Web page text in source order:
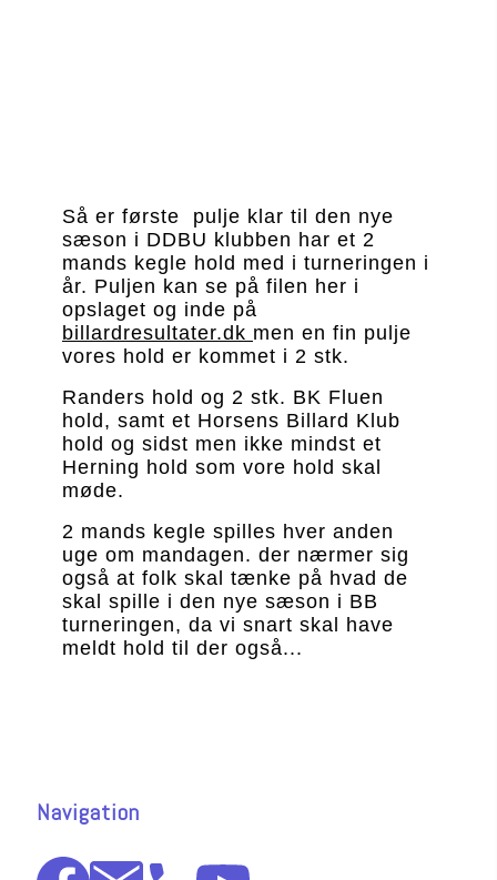
Så er første  pulje klar til den nye
sæson i DDBU klubben har et 2
mands kegle hold med i turneringen i
år. Puljen kan se på filen her i
billardresultater.dk men en fin pulje
vores hold er kommet i 2 stk.
Randers hold og 2 stk. BK Fluen
hold, samt et Horsens Billard Klub
hold og sidst men ikke mindst et
Herning hold som vore hold skal
møde.
2 mands kegle spilles hver anden
uge om mandagen. der nærmer sig
også at folk skal tænke på hvad de
skal spille i den nye sæson i BB
turneringen, da vi snart skal have
meldt hold til der også...
Navigation